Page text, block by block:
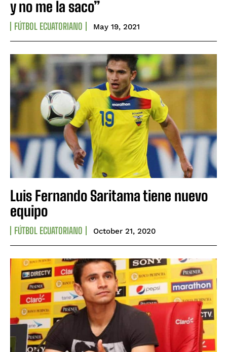
y no me la saco”
FÚTBOL ECUATORIANO May 19, 2021
Luis Fernando Saritama tiene nuevo
equipo
FÚTBOL ECUATORIANO October 21, 2020